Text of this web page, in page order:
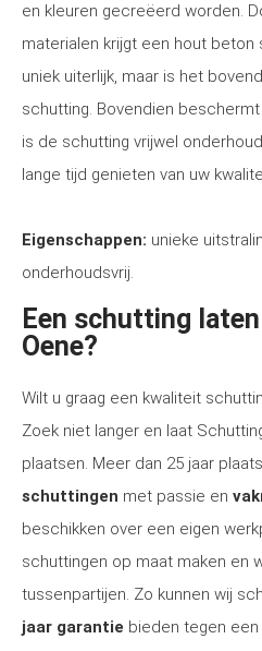
en kleuren gecreëerd worden.
materialen krijgt een hout beton
uniek uiterlijk, maar is het
schutting. Bovendien
is de schutting vrijwel
lange tijd genieten van uw
Eigenschappen: unieke
onderhoudsvrij.
Een schutting
Oene?
Wilt u graag een kwaliteit
Zoek niet langer en laat
plaatsen. Meer dan 25 jaar
schuttingen met passie en
beschikken over een eigen
schuttingen op maat maken en
tussenpartijen. Zo kunnen wij
jaar garantie bieden tegen een